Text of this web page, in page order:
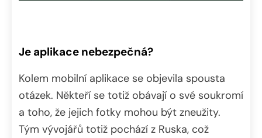
Je aplikace nebezpečná?
Kolem mobilní aplikace se objevila spousta
otázek. Někteří se totiž obávají o své soukromí
a toho, že jejich fotky mohou být zneužity.
Tým vývojářů totiž pochází z Ruska, což